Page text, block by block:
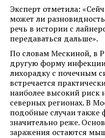
Эксперт отметила:
может ли
речь в истории с
передаваться дальше».
По словам Мескиной, в
другую форму
лихорадку с почечным
встречается
наиболее высокий риск
северных регионах. В
подобные случаи также
значительно реже.
заражения остаются